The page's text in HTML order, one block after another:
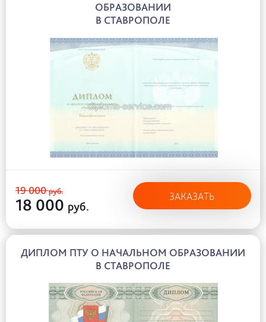
ОБРАЗОВАНИИ
В СТАВРОПОЛЕ
19 000руб.
18 000 руб.
ЗАКАЗАТЬ
ДИПЛОМ ПТУ О НАЧАЛЬНОМ ОБРАЗОВАНИИ
В СТАВРОПОЛЕ